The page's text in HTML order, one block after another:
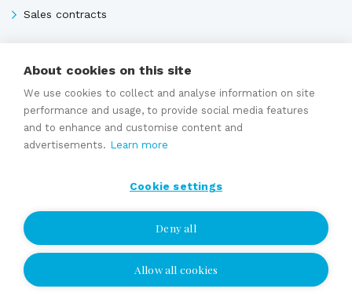
Sales contracts
Expert services
I wish to be contacted
About cookies on this site
We use cookies to collect and analyse information on site
performance and usage, to provide social media features
and to enhance and customise content and
advertisements. Learn more
Cookie settings
Deny all
Allow all cookies